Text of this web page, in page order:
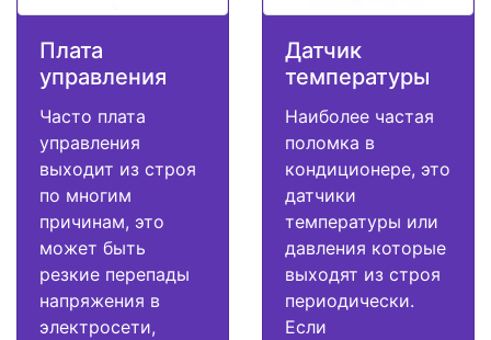
Плата
управления
Часто плата
управления
выходит из строя
по многим
причинам, это
может быть
резкие перепады
напряжения в
электросети,
Датчик
температуры
Наиболее частая
поломка в
кондиционере, это
датчики
температуры или
давления которые
выходят из строя
периодически.
Если